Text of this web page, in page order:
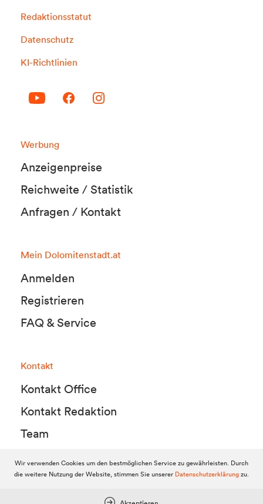
Redaktionsstatut
Datenschutz
KI-Richtlinien
Werbung
Anzeigenpreise
Reichweite / Statistik
Anfragen / Kontakt
Mein Dolomitenstadt.at
Anmelden
Registrieren
FAQ & Service
Kontakt
Kontakt Office
Kontakt Redaktion
Team
© 2010-2026 Dolomitenstadt.at
Wir verwenden Cookies um den bestmöglichen Service zu gewährleisten. Durch
die weitere Nutzung der Website, stimmen Sie unserer Datenschutzerklärungzu.